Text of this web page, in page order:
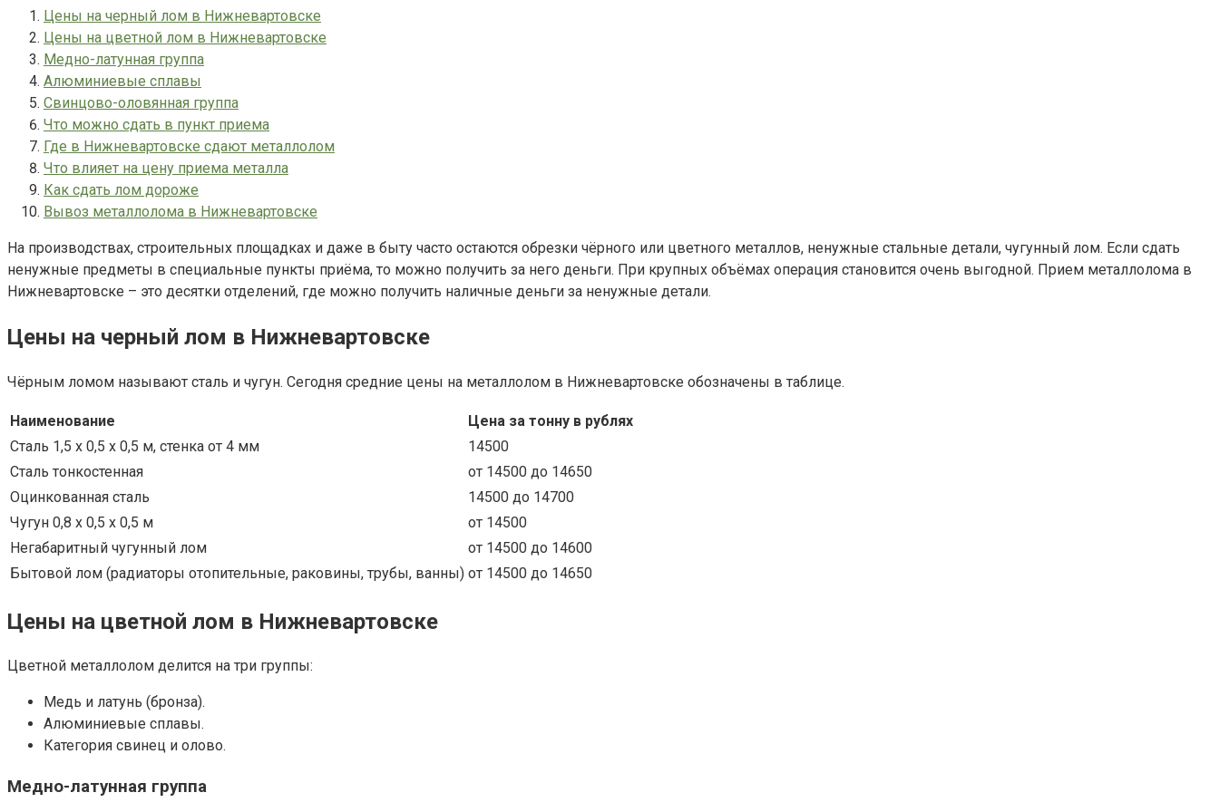
Цены на черный лом в Нижневартовске
Цены на цветной лом в Нижневартовске
Медно-латунная группа
Алюминиевые сплавы
Свинцово-оловянная группа
Что можно сдать в пункт приема
Где в Нижневартовске сдают металлолом
Что влияет на цену приема металла
Как сдать лом дороже
Вывоз металлолома в Нижневартовске
На производствах, строительных площадках и даже в быту часто остаются обрезки чёрного или цветного металлов, ненужные стальные детали, чугунный лом. Если сдать
ненужные предметы в специальные пункты приёма, то можно получить за него деньги. При крупных объёмах операция становится очень выгодной. Прием металлолома в
Нижневартовске – это десятки отделений, где можно получить наличные деньги за ненужные детали.
Цены на черный лом в Нижневартовске
Чёрным ломом называют сталь и чугун. Сегодня средние цены на металлолом в Нижневартовске обозначены в таблице.
Наименование
Цена за тонну в рублях
Сталь 1,5 х 0,5 х 0,5 м, стенка от 4 мм
14500
Сталь тонкостенная
от 14500 до 14650
Оцинкованная сталь
14500 до 14700
Чугун 0,8 х 0,5 х 0,5 м
от 14500
Негабаритный чугунный лом
от 14500 до 14600
Бытовой лом (радиаторы отопительные, раковины, трубы, ванны) от 14500 до 14650
Цены на цветной лом в Нижневартовске
Цветной металлолом делится на три группы:
Медь и латунь (бронза).
Алюминиевые сплавы.
Категория свинец и олово.
Медно-латунная группа